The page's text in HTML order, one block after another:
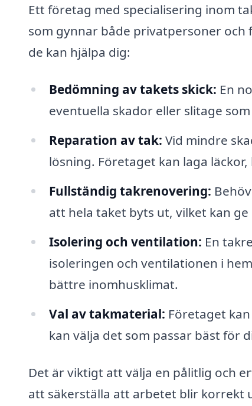
Ett företag med specialisering inom
som gynnar både privatpersoner
de kan hjälpa dig:
Bedömning av takets skick: En
eventuella skador eller slitage
Reparation av tak: Vid mindre
lösning. Företaget kan laga
Fullständig takrenovering:
att hela taket byts ut, vilket kan
Isolering och ventilation: En
isoleringen och ventilationen i
bättre inomhusklimat.
Val av takmaterial: Företaget
kan välja det som passar bäst för
Det är viktigt att välja en pålitlig och
att säkerställa att arbetet blir korrekt